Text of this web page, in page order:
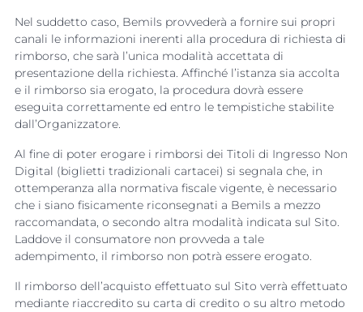
Nel suddetto caso, Bemils provvederà a fornire sui propri
canali le informazioni inerenti alla procedura di richiesta di
rimborso, che sarà l’unica modalità accettata di
presentazione della richiesta. Affinché l’istanza sia accolta
e il rimborso sia erogato, la procedura dovrà essere
eseguita correttamente ed entro le tempistiche stabilite
dall’Organizzatore.
Al fine di poter erogare i rimborsi dei Titoli di Ingresso Non
Digital (biglietti tradizionali cartacei) si segnala che, in
ottemperanza alla normativa fiscale vigente, è necessario
che i siano fisicamente riconsegnati a Bemils a mezzo
raccomandata, o secondo altra modalità indicata sul Sito.
Laddove il consumatore non provveda a tale
adempimento, il rimborso non potrà essere erogato.
Il rimborso dell’acquisto effettuato sul Sito verrà effettuato
mediante riaccredito su carta di credito o su altro metodo